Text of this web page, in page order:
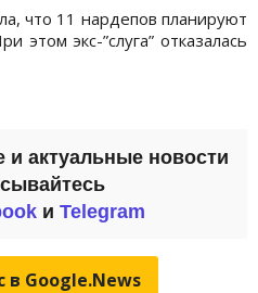
что 11 нардепов планируют
этом экс-”слуга” отказалась
и актуальные новости
и Telegram
в Google.News